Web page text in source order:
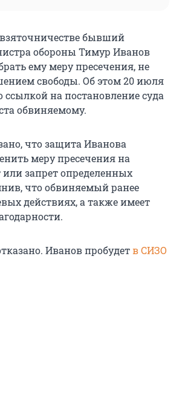
бывший
обороны Тимур Иванов
ему меру пресечения, не
свободы. Об этом 20 июля
ссылкой на постановление суда
обвиняемому.
что защита Иванова
меру пресечения на
запрет определенных
что обвиняемый ранее
действиях, а также имеет
Иванов пробудетв СИЗО